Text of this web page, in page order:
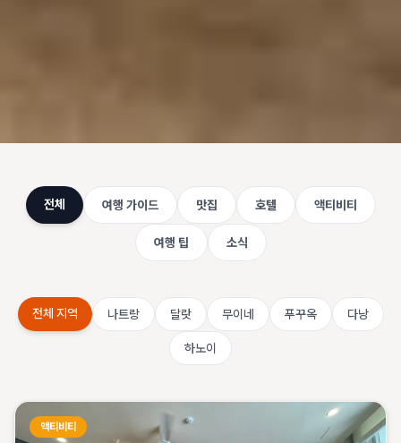
전체 여행 가이드 맛집 호텔 액티비티
여행 팁 소식
전체 지역 나트랑 달랏 무이네 푸꾸옥 다낭
하노이
액티비티